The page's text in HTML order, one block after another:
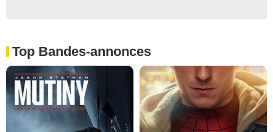
Top Bandes-annonces